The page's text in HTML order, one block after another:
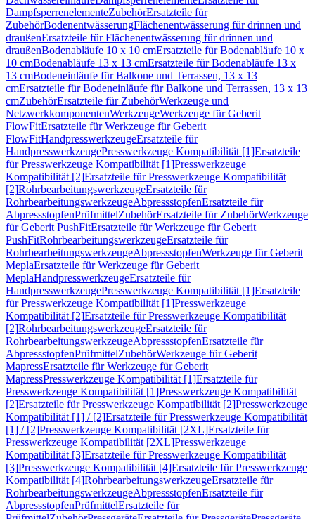
DampfsperrenelementeZubehörErsatzteile für
ZubehörBodenentwässerungFlächenentwässerung für drinnen und
draußenErsatzteile für Flächenentwässerung für drinnen und
draußenBodenabläufe 10 x 10 cmErsatzteile für Bodenabläufe 10 x
10 cmBodenabläufe 13 x 13 cmErsatzteile für Bodenabläufe 13 x
13 cmBodeneinläufe für Balkone und Terrassen, 13 x 13
cmErsatzteile für Bodeneinläufe für Balkone und Terrassen, 13 x 13
cmZubehörErsatzteile für ZubehörWerkzeuge und
NetzwerkkomponentenWerkzeugeWerkzeuge für Geberit
FlowFitErsatzteile für Werkzeuge für Geberit
FlowFitHandpresswerkzeugeErsatzteile für
HandpresswerkzeugePresswerkzeuge Kompatibilität [1]Ersatzteile
für Presswerkzeuge Kompatibilität [1]Presswerkzeuge
Kompatibilität [2]Ersatzteile für Presswerkzeuge Kompatibilität
[2]RohrbearbeitungswerkzeugeErsatzteile für
RohrbearbeitungswerkzeugeAbpressstopfenErsatzteile für
AbpressstopfenPrüfmittelZubehörErsatzteile für ZubehörWerkzeuge
für Geberit PushFitErsatzteile für Werkzeuge für Geberit
PushFitRohrbearbeitungswerkzeugeErsatzteile für
RohrbearbeitungswerkzeugeAbpressstopfenWerkzeuge für Geberit
MeplaErsatzteile für Werkzeuge für Geberit
MeplaHandpresswerkzeugeErsatzteile für
HandpresswerkzeugePresswerkzeuge Kompatibilität [1]Ersatzteile
für Presswerkzeuge Kompatibilität [1]Presswerkzeuge
Kompatibilität [2]Ersatzteile für Presswerkzeuge Kompatibilität
[2]RohrbearbeitungswerkzeugeErsatzteile für
RohrbearbeitungswerkzeugeAbpressstopfenErsatzteile für
AbpressstopfenPrüfmittelZubehörWerkzeuge für Geberit
MapressErsatzteile für Werkzeuge für Geberit
MapressPresswerkzeuge Kompatibilität [1]Ersatzteile für
Presswerkzeuge Kompatibilität [1]Presswerkzeuge Kompatibilität
[2]Ersatzteile für Presswerkzeuge Kompatibilität [2]Presswerkzeuge
Kompatibilität [1] / [2]Ersatzteile für Presswerkzeuge Kompatibilität
[1] / [2]Presswerkzeuge Kompatibilität [2XL]Ersatzteile für
Presswerkzeuge Kompatibilität [2XL]Presswerkzeuge
Kompatibilität [3]Ersatzteile für Presswerkzeuge Kompatibilität
[3]Presswerkzeuge Kompatibilität [4]Ersatzteile für Presswerkzeuge
Kompatibilität [4]RohrbearbeitungswerkzeugeErsatzteile für
RohrbearbeitungswerkzeugeAbpressstopfenErsatzteile für
AbpressstopfenPrüfmittelErsatzteile für